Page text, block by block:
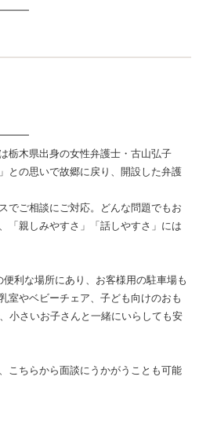
栃木県出身の女性弁護士・古山弘子
との思いで故郷に戻り、開設した弁護
でご相談にご対応。どんな問題でもお
「親しみやすさ」「話しやすさ」には
利な場所にあり、お客様用の駐車場も
室やベビーチェア、子ども向けのおも
小さいお子さんと一緒にいらしても安
こちらから面談にうかがうことも可能